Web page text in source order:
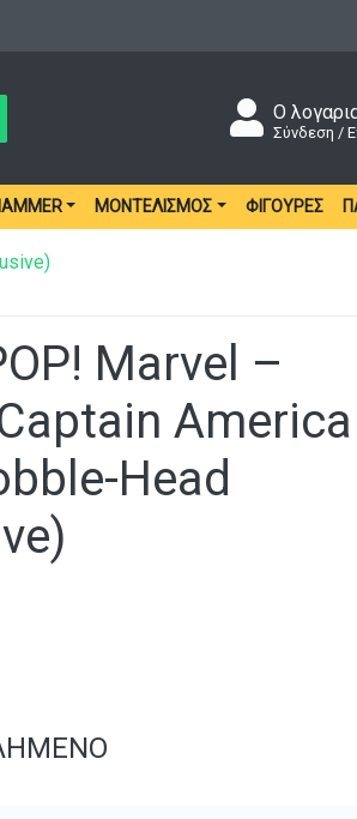
Ο
Σύνδεση /
ΜΟΝΤΕΛΙΣΜΌΣ ΦΙΓΟΎΡΕΣ
Marvel –
America
Head